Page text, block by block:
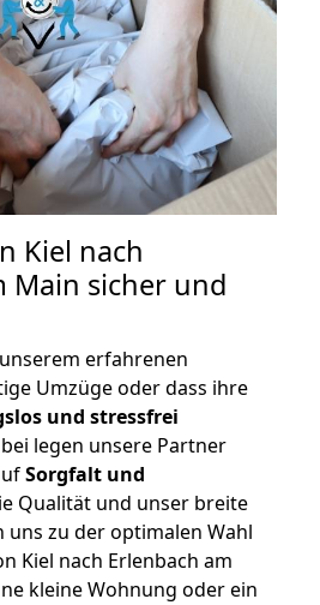
Kiel nach
Main sicher und
erfahrenen
Umzüge oder dass ihre
und stressfrei
legen unsere Partner
Sorgfalt und
Qualität und unser breite
uns zu der optimalen Wahl
Kiel nach Erlenbach am
kleine Wohnung oder ein